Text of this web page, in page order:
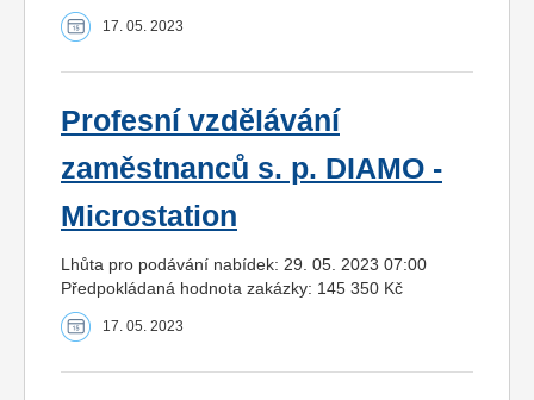
17. 05. 2023
Profesní vzdělávání
zaměstnanců s. p. DIAMO -
Microstation
Lhůta pro podávání nabídek: 29. 05. 2023 07:00
Předpokládaná hodnota zakázky: 145 350 Kč
17. 05. 2023